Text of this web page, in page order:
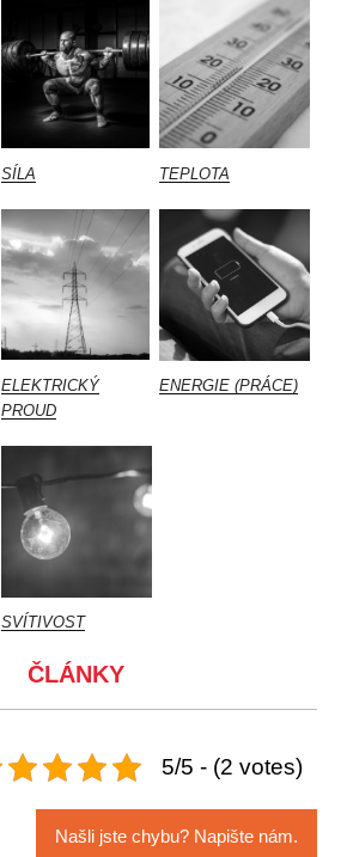
SÍLA
ELEKTRICKÝ
PROUD
SVÍTIVOST
TEPLOTA
ENERGIE (PRÁCE)
ČLÁNKY
5/5 - (2 votes)
Našli jste chybu? Napište nám.